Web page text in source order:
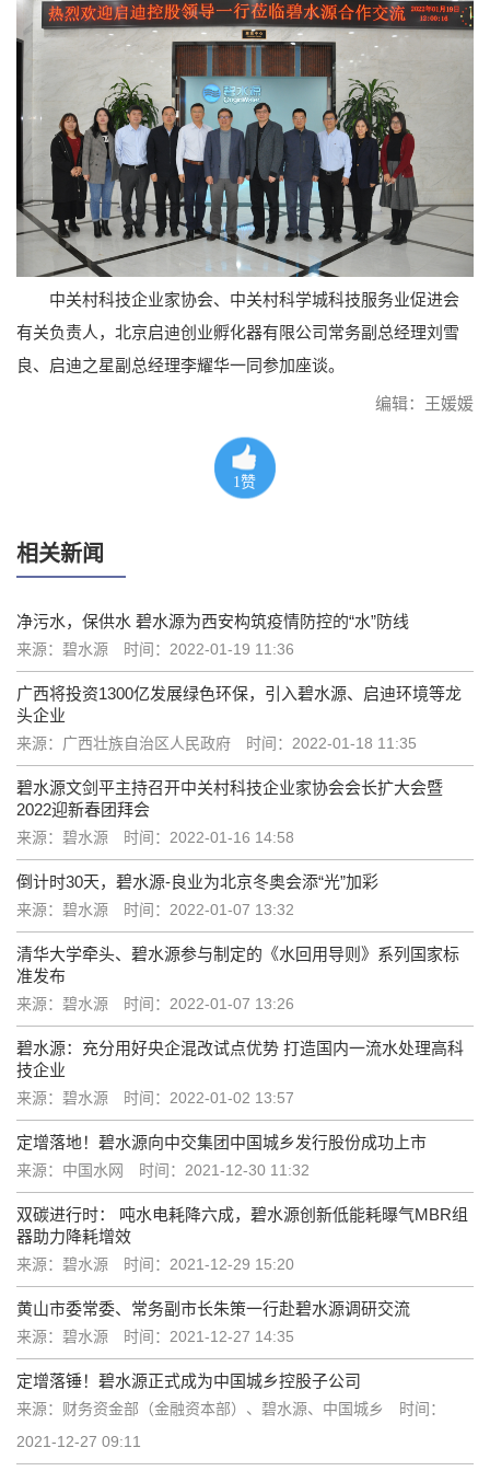
中关村科技企业家协会、中关村科学城科技服务业促进会
有关负责人，北京启迪创业孵化器有限公司常务副总经理刘雪
良、启迪之星副总经理李耀华一同参加座谈。
编辑：王媛媛
1赞
相关新闻
净污水，保供水 碧水源为西安构筑疫情防控的“水”防线
来源：碧水源 时间：2022-01-19 11:36
广西将投资1300亿发展绿色环保，引入碧水源、启迪环境等龙
头企业
来源：广西壮族自治区人民政府 时间：2022-01-18 11:35
碧水源文剑平主持召开中关村科技企业家协会会长扩大会暨
2022迎新春团拜会
来源：碧水源 时间：2022-01-16 14:58
倒计时30天，碧水源-良业为北京冬奥会添“光”加彩
来源：碧水源 时间：2022-01-07 13:32
清华大学牵头、碧水源参与制定的《水回用导则》系列国家标
准发布
来源：碧水源 时间：2022-01-07 13:26
碧水源：充分用好央企混改试点优势 打造国内一流水处理高科
技企业
来源：碧水源 时间：2022-01-02 13:57
定增落地！碧水源向中交集团中国城乡发行股份成功上市
来源：中国水网 时间：2021-12-30 11:32
双碳进行时： 吨水电耗降六成，碧水源创新低能耗曝气MBR组
器助力降耗增效
来源：碧水源 时间：2021-12-29 15:20
黄山市委常委、常务副市长朱策一行赴碧水源调研交流
来源：碧水源 时间：2021-12-27 14:35
定增落锤！碧水源正式成为中国城乡控股子公司
来源：财务资金部（金融资本部）、碧水源、中国城乡
时间：
2021-12-27 09:11